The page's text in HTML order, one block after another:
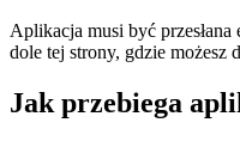
Aplikacja musi być
dole tej strony, gdzie możesz
Jak przebiega